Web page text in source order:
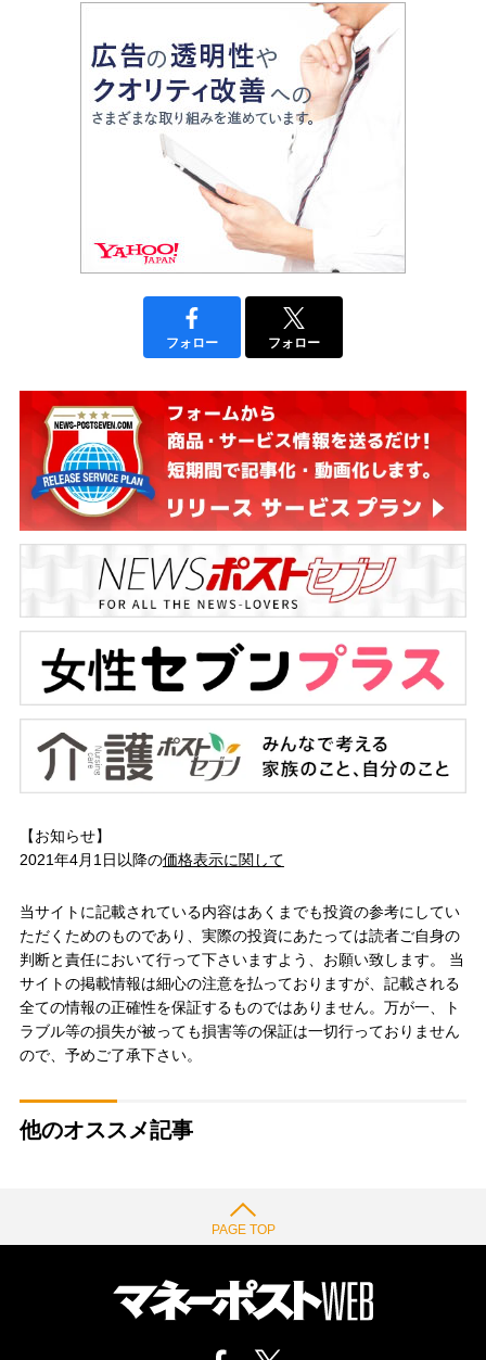
フォロー フォロー
【お知らせ】
2021年4月1日以降の価格表示に関して
当サイトに記載されている内容はあくまでも投資の参考にしてい
ただくためのものであり、実際の投資にあたっては読者ご自身の
判断と責任において行って下さいますよう、お願い致します。 当
サイトの掲載情報は細心の注意を払っておりますが、記載される
全ての情報の正確性を保証するものではありません。万が一、ト
ラブル等の損失が被っても損害等の保証は一切行っておりません
ので、予めご了承下さい。
他のオススメ記事
PAGE TOP